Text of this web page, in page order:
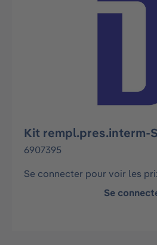
Kit rempl.pres.interm-
6907395
Se connecter pour voir les
Se